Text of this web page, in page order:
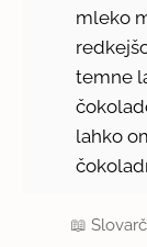
mleko
temne
lahko
📖